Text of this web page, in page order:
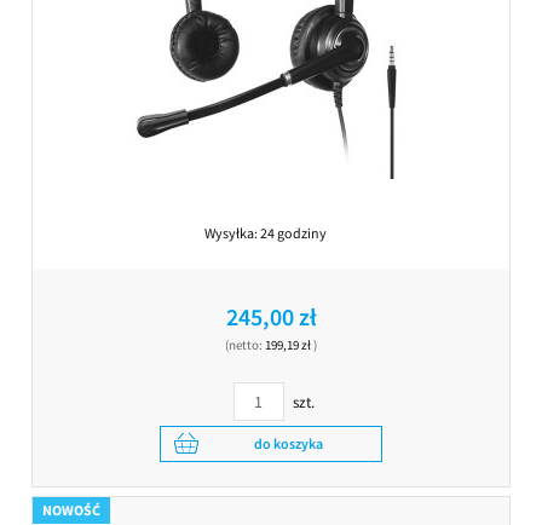
Wysyłka:24 godziny
245,00 zł
(netto: 199,19 zł)
szt.
do koszyka
NOWOŚĆ